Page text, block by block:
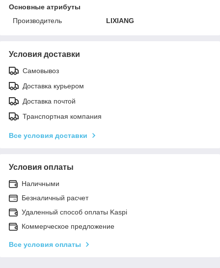
Основные атрибуты
Производитель
LIXIANG
Условия доставки
Самовывоз
Доставка курьером
Доставка почтой
Транспортная компания
Все условия доставки
Условия оплаты
Наличными
Безналичный расчет
Удаленный способ оплаты Kaspi
Коммерческое предложение
Все условия оплаты